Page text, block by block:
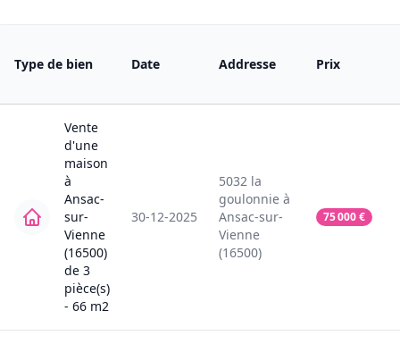
Type de bien Date Addresse Prix
Vente
d'une
maison
à
Ansac-
sur-
Vienne
(16500)
de 3
pièce(s)
- 66 m2
30-12-2025
5032 la
goulonnie à
Ansac-sur-
Vienne
(16500)
75 000€